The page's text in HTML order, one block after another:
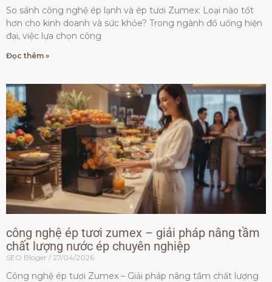
So sánh công nghệ ép lạnh và ép tươi Zumex: Loại nào tốt
hơn cho kinh doanh và sức khỏe? Trong ngành đồ uống hiện
đại, việc lựa chọn công
Đọc thêm »
công nghệ ép tươi zumex – giải pháp nâng tầm
chất lượng nước ép chuyên nghiệp
SEO Bloger 27/04/2026
Công nghệ ép tươi Zumex – Giải pháp nâng tầm chất lượng